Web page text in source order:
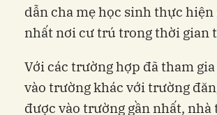
dẫn cha mẹ học sinh thực
nhất nơi cư trú trong thời gian
Với các trường hợp đã tham
vào trường khác với trường
được vào trường gần nhất,